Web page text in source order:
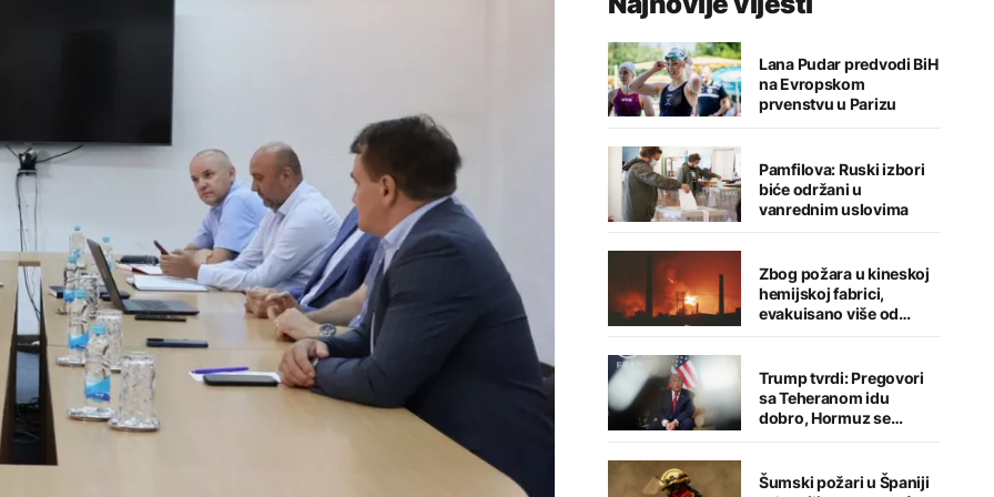
Lana Pudar predvodi BiH
na Evropskom
prvenstvu u Parizu
Pamfilova: Ruski izbori
biće održani u
vanrednim uslovima
Zbog požara u kineskoj
hemijskoj fabrici,
evakuisano više od
1.200 ljudi
Trump tvrdi: Pregovori
sa Teheranom idu
dobro, Hormuz se
uskoro otvara
Šumski požari u Španiji